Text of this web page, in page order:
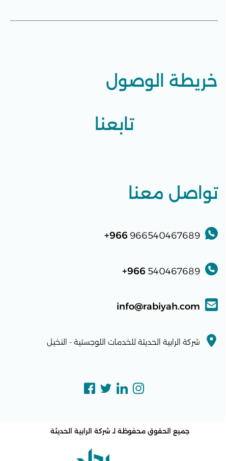
تواصل معنا
966540467689
966+
540467689
966+
info@rabiyah.com
شركة الرابية الحديثة للخدمات اللوجستية - النخيل
تابعنا
خريطة الوصول
جميع الحقوق محفوظة لـشركة الرابية الحديثة